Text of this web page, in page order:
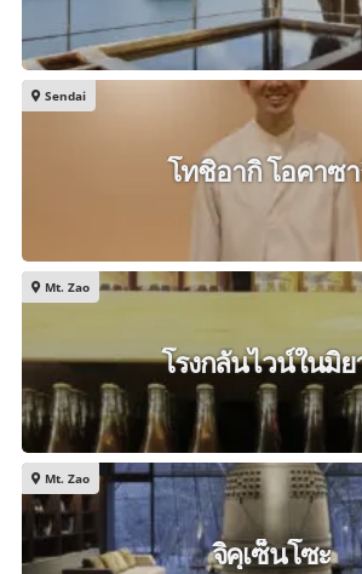
Sendai
โทชิอากิ โอคาซ
Mt. Zao
โรงกลั่นไวน์ในมิย
Mt. Zao
จิคุเซ็นโซะ